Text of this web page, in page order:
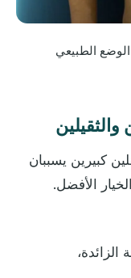
الطبيعي
والثقيلين
كبيرين يسببان
الأفضل.
الزائدة،